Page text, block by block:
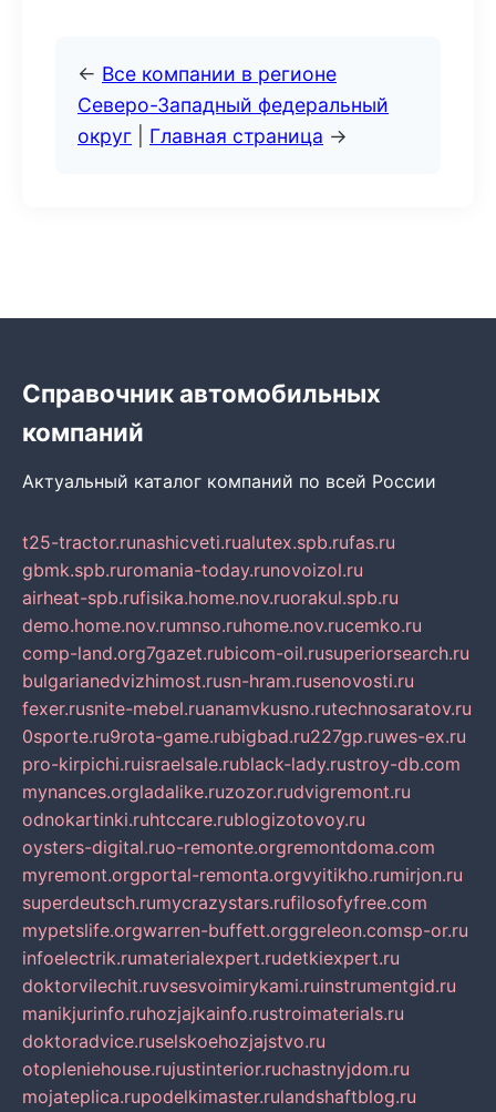
← Все компании в регионе
Северо-Западный федеральный
округ
Главная страница →
Справочник автомобильных
компаний
Актуальный каталог компаний по всей России
t25-tractor.runashicveti.rualutex.spb.rufas.ru
gbmk.spb.ruromania-today.runovoizol.ru
airheat-spb.rufisika.home.nov.ruorakul.spb.ru
demo.home.nov.rumnso.ruhome.nov.rucemko.ru
comp-land.org7gazet.rubicom-oil.rusuperiorsearch.ru
bulgarianedvizhimost.rusn-hram.rusenovosti.ru
fexer.rusnite-mebel.ruanamvkusno.rutechnosaratov.ru
0sporte.ru9rota-game.rubigbad.ru227gp.ruwes-ex.ru
pro-kirpichi.ruisraelsale.rublack-lady.rustroy-db.com
mynances.orgladalike.ruzozor.rudvigremont.ru
odnokartinki.ruhtccare.rublogizotovoy.ru
oysters-digital.ruo-remonte.orgremontdoma.com
myremont.orgportal-remonta.orgvyitikho.rumirjon.ru
superdeutsch.rumycrazystars.rufilosofyfree.com
mypetslife.orgwarren-buffett.orggreleon.comsp-or.ru
infoelectrik.rumaterialexpert.rudetkiexpert.ru
doktorvilechit.ruvsesvoimirykami.ruinstrumentgid.ru
manikjurinfo.ruhozjajkainfo.rustroimaterials.ru
doktoradvice.ruselskoehozjajstvo.ru
otopleniehouse.rujustinterior.ruchastnyjdom.ru
mojateplica.rupodelkimaster.rulandshaftblog.ru